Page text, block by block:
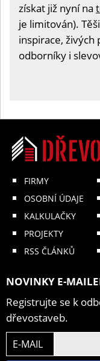
získat již nyní na
je limitován).
inspirace, živých
odborníky i
FIRMY
OSOBNÍ ÚDAJE
KALKULAČKY
PROJEKTY
RSS ČLÁNKŮ
NOVINKY E-
Registrujte se k
dřevostaveb.
E-MAIL